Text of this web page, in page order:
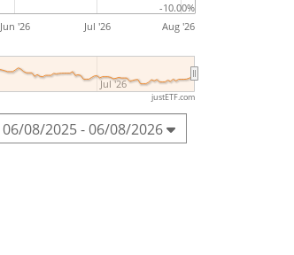
Jun '26 Jul '26 Aug '26
Jul '26
-10.00%
justETF.com
06/08/2025 - 06/08/2026